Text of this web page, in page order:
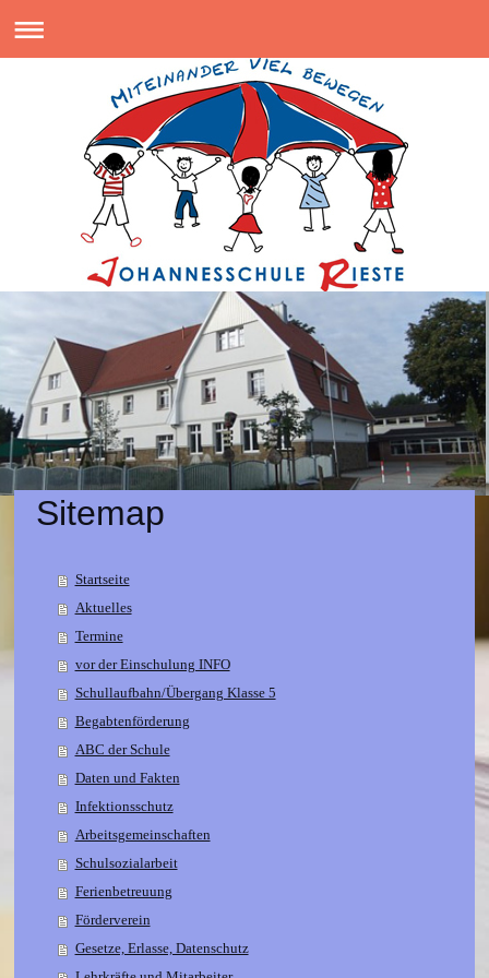
Sitemap
Startseite
Aktuelles
Termine
vor der Einschulung INFO
Schullaufbahn/Übergang Klasse 5
Begabtenförderung
ABC der Schule
Daten und Fakten
Infektionsschutz
Arbeitsgemeinschaften
Schulsozialarbeit
Ferienbetreuung
Förderverein
Gesetze, Erlasse, Datenschutz